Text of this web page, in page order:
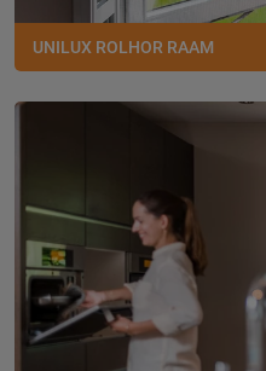
UNILUX ROLHOR RAAM